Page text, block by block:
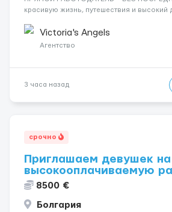
красивую жизнь, путешествия и высокий
Опытная команда с годами практики —
клиентов (без ...
Victoria's Angels
Агентство
3 часа назад
срочно
Приглашаем девушек на
высокооплачиваемую
8500 €
Болгария